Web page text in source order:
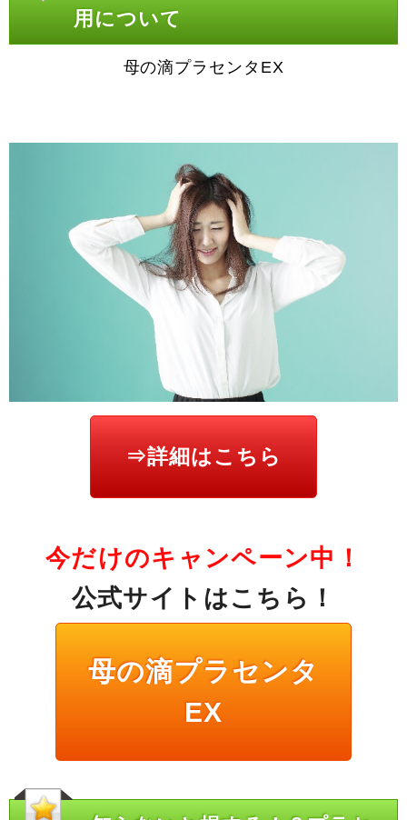
用について
母の滴プラセンタEX
⇒詳細はこちら
今だけのキャンペーン中！
公式サイトはこちら！
母の滴プラセンタ
EX